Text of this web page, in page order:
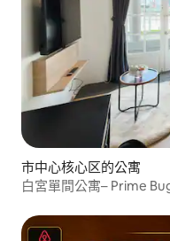
市中心核心区的公寓
白宮單間公寓– Prime